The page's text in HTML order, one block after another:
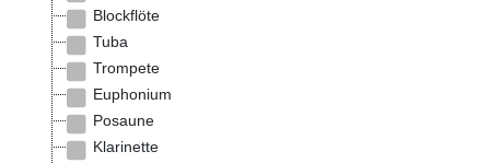
Blockflöte
Tuba
Trompete
Euphonium
Posaune
Klarinette